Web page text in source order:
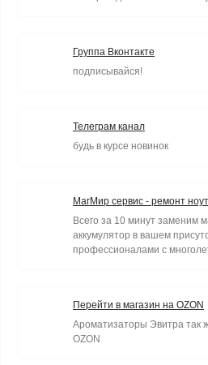
Группа Вконтакте
подписывайся!
Телеграм канал
будь в курсе новинок
МагМир сервис - ремонт
Всего за 10 минут заменим
аккумулятор в вашем
профессионалами с
Перейти в магазин на OZON
Ароматизаторы Эвитра так
OZON